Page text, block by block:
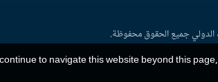
to navigate this website beyond this page,